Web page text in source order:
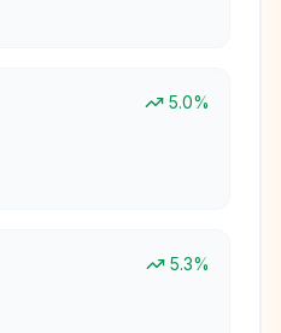
5.0%
5.3%